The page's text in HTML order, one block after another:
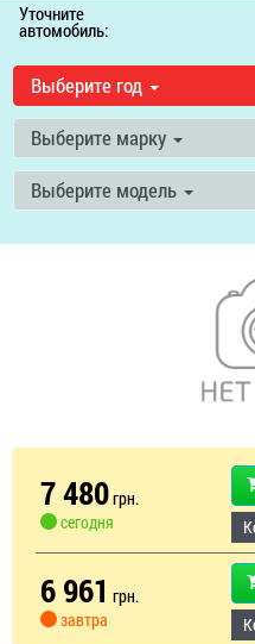
Уточните
автомобиль:
Выберите год
Выберите марку
Выберите модель
7 480грн.
сегодня
6 961 грн.
завтра